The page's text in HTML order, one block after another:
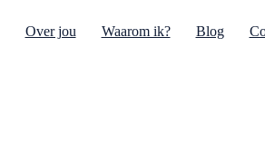
Over jou Waarom ik? Blog